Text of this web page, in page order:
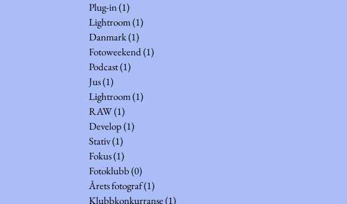
Plug-in(1)
Lightroom(1)
Danmark(1)
Fotoweekend(1)
Podcast(1)
Jus(1)
Lightroom(1)
RAW(1)
Develop(1)
Stativ(1)
Fokus(1)
Fotoklubb(0)
Årets fotograf(1)
Klubbkonkurranse(1)